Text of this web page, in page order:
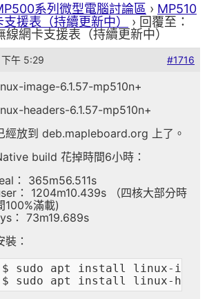
系列微型電腦討論區 › MP510
援表（持續更新中）
› 回覆至：
網卡支援表（持續更新中）
午 5:29 #1716
image-6.1.57-mp510n+
headers-6.1.57-mp510n+
經放到 deb.mapleboard.org 上了。
build 花掉時間6小時：
： 365m56.511s
： 1204m10.439s （四核大部分時
100%滿載)
： 73m19.689s
裝：
$ sudo apt install linux-image-